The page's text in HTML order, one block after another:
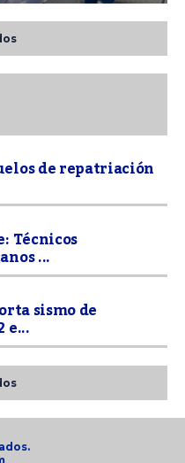
de repatriación
Técnicos
...
sismo de
e...